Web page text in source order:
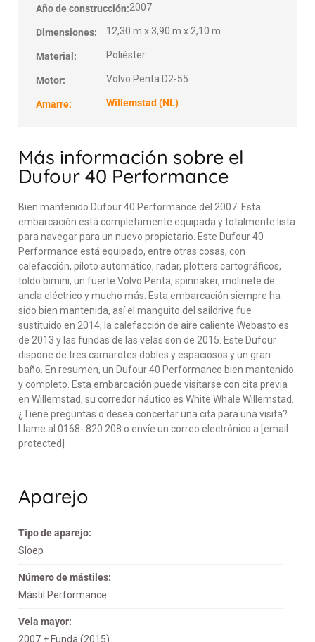
Año de construcción:2007
Dimensiones: 12,30 m x 3,90 m x 2,10 m
Material: Poliéster
Motor: Volvo Penta D2-55
Amarre: Willemstad (NL)
Más información sobre el
Dufour 40 Performance
Bien mantenido Dufour 40 Performance del 2007. Esta
embarcación está completamente equipada y totalmente lista
para navegar para un nuevo propietario. Este Dufour 40
Performance está equipado, entre otras cosas, con
calefacción, piloto automático, radar, plotters cartográficos,
toldo bimini, un fuerte Volvo Penta, spinnaker, molinete de
ancla eléctrico y mucho más. Esta embarcación siempre ha
sido bien mantenida, así el manguito del saildrive fue
sustituido en 2014, la calefacción de aire caliente Webasto es
de 2013 y las fundas de las velas son de 2015. Este Dufour
dispone de tres camarotes dobles y espaciosos y un gran
baño. En resumen, un Dufour 40 Performance bien mantenido
y completo. Esta embarcación puede visitarse con cita previa
en Willemstad, su corredor náutico es White Whale Willemstad.
¿Tiene preguntas o desea concertar una cita para una visita?
Llame al 0168- 820 208 o envíe un correo electrónico a [email
protected]
Aparejo
Tipo de aparejo:
Sloep
Número de mástiles:
Mástil Performance
Vela mayor:
2007 + Funda (2015)